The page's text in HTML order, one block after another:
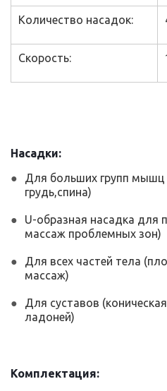
Количество насадок:
Скорость:
Насадки:
Для больших групп мышц
грудь,спина)
U-образная насадка для
массаж проблемных зон)
Для всех частей тела
массаж)
Для суставов
ладоней)
Комплектация: